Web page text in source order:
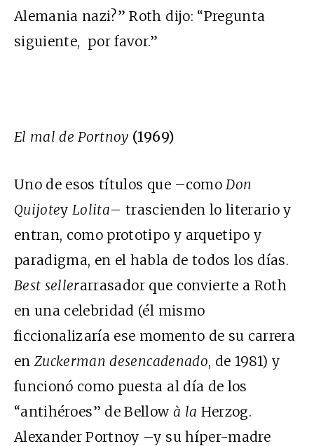
Alemania nazi?” Roth dijo: “Pregunta
siguiente, por favor.”
El mal de Portnoy (1969)
Uno de esos títulos que –como Don
Quijotey Lolita– trascienden lo literario y
entran, como prototipo y arquetipo y
paradigma, en el habla de todos los días.
Best sellerarrasador que convierte a Roth
en una celebridad (él mismo
ficcionalizaría ese momento de su carrera
enZuckerman desencadenado, de 1981) y
funcionó como puesta al día de los
“antihéroes” de Bellow à la Herzog.
Alexander Portnoy –y su híper-madre